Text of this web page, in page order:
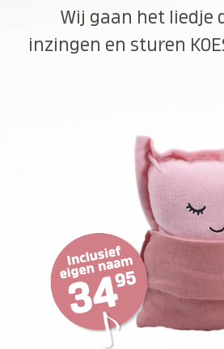
Wij gaan het liedje
inzingen en sturen